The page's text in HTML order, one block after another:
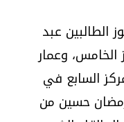
عبد
الخامس، وعمار
السابع في
حسين من